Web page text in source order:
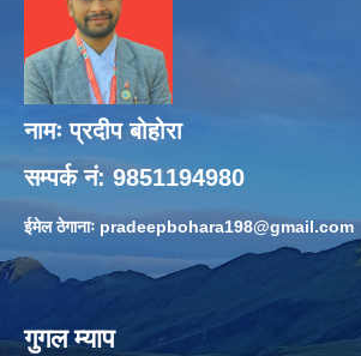
नामः प्रदीप बोहोरा
सम्पर्क नं: 9851194980
ईमेल ठेगानाः pradeepbohara198@gmail.com
गुगल म्याप